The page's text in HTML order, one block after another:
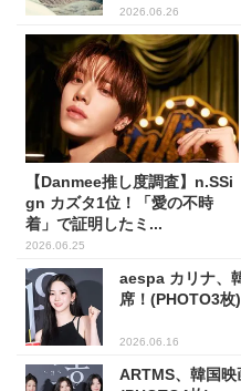
2026.06.26
【Danmee推し度調査】n.SSi
gn カズタ1位！「愛の不時
着」で証明したミ...
2026.06.25
aespa カリナ、
席！(PHOTO3枚)
2026.06.16
ARTMS、韓国映